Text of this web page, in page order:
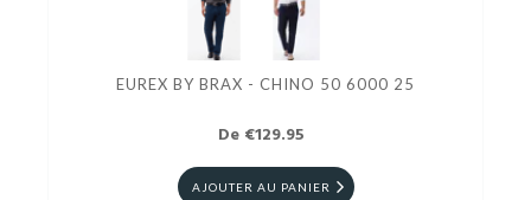
EUREX BY BRAX - CHINO 50 6000 25
De €129.95
AJOUTER AU PANIER